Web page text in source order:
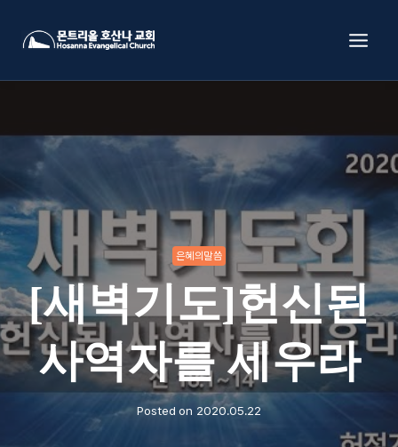
은혜의말씀
[새벽기도]헌신된
사역자를 세우라
Posted on 2020.05.22